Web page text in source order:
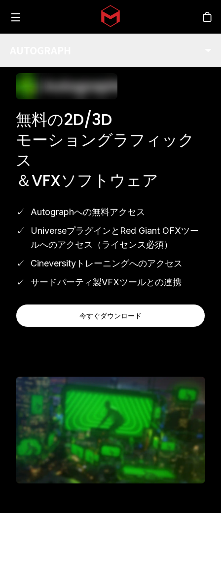
Skip to main content
Toggle menu
シ
無料の2D/3D
モーショングラフィック
ス
＆VFXソフトウェア
Autographへの無料アクセス
UniverseプラグインとRed Giant OFXツー
ルへのアクセス（ライセンス必須）
Cineversityトレーニングへのアクセス
サードパーティ製VFXツールとの連携
今すぐダウンロード